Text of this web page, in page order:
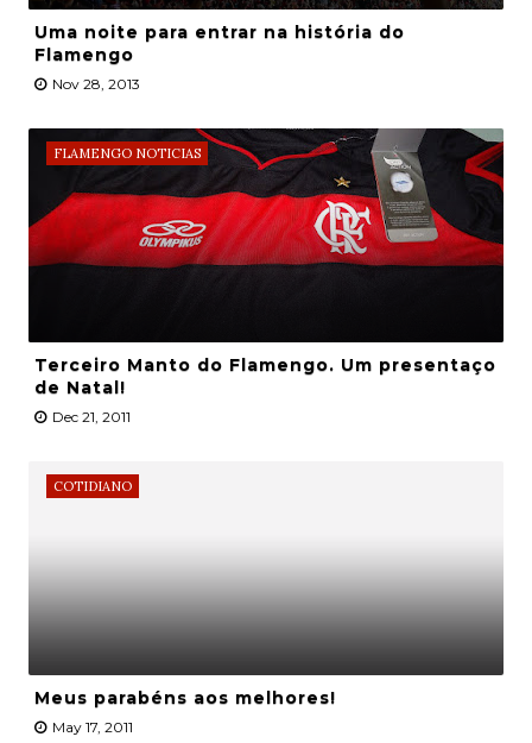
Uma noite para entrar na história do
Flamengo
Nov 28, 2013
FLAMENGO NOTICIAS
Terceiro Manto do Flamengo. Um presentaço
de Natal!
Dec 21, 2011
COTIDIANO
Meus parabéns aos melhores!
May 17, 2011